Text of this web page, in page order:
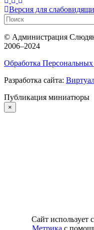
Версия для
© Администрация
2006–2024
Обработка
Разработка сайта:
Публикация миниатюры
×
Сайт использует
Метрика с